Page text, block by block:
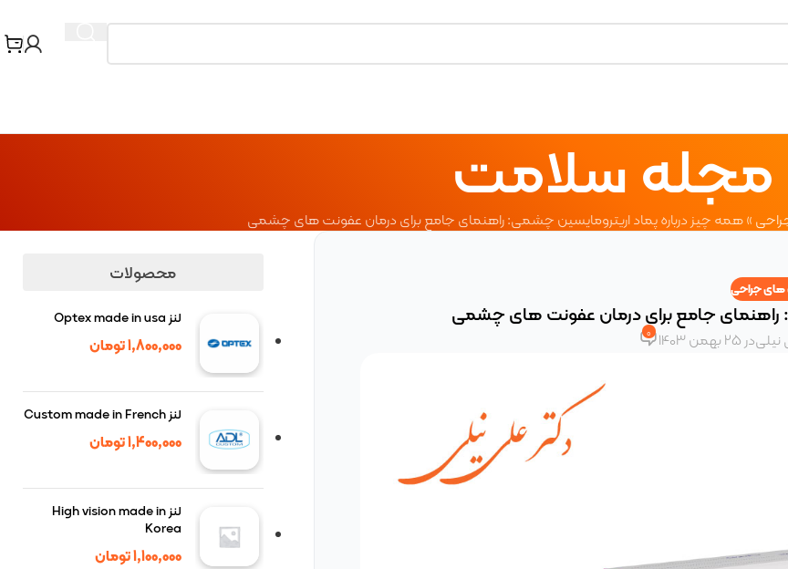
مجله سلامت
»همه چیز درباره پماد اریترومایسین چشمی: راهنمای جامع برای درمان عفونت های چشمی
جراحی
راهنمای جامع برای درمان عفونت های چشمی
نیلیدر 25 بهمن 1403 0
محصولات
لنز Optex made in usa
1,800,000تومان
لنز Custom made in French
1,400,000تومان
لنز High vision made in
Korea
1,100,000تومان